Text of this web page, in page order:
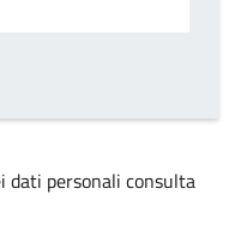
personali consulta